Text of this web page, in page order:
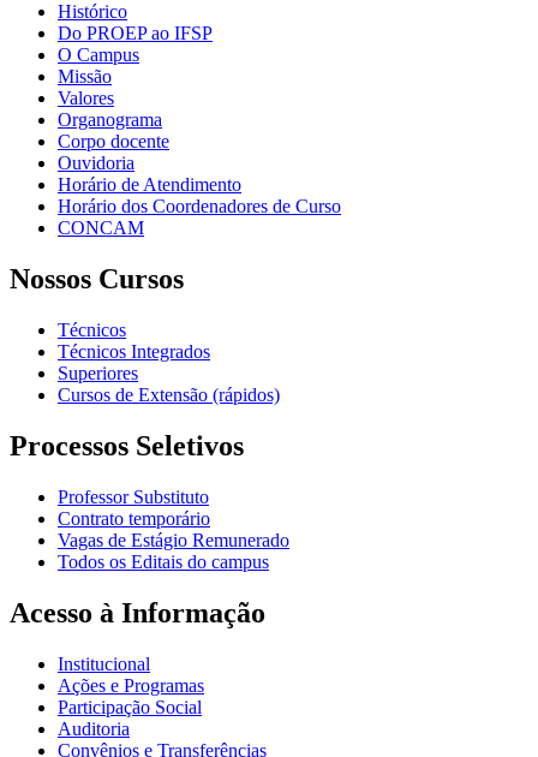
Histórico
Do PROEP ao IFSP
O Campus
Missão
Valores
Organograma
Corpo docente
Ouvidoria
Horário de Atendimento
Horário dos Coordenadores de Curso
CONCAM
Nossos Cursos
Técnicos
Técnicos Integrados
Superiores
Cursos de Extensão (rápidos)
Processos Seletivos
Professor Substituto
Contrato temporário
Vagas de Estágio Remunerado
Todos os Editais do campus
Acesso à Informação
Institucional
Ações e Programas
Participação Social
Auditoria
Convênios e Transferências